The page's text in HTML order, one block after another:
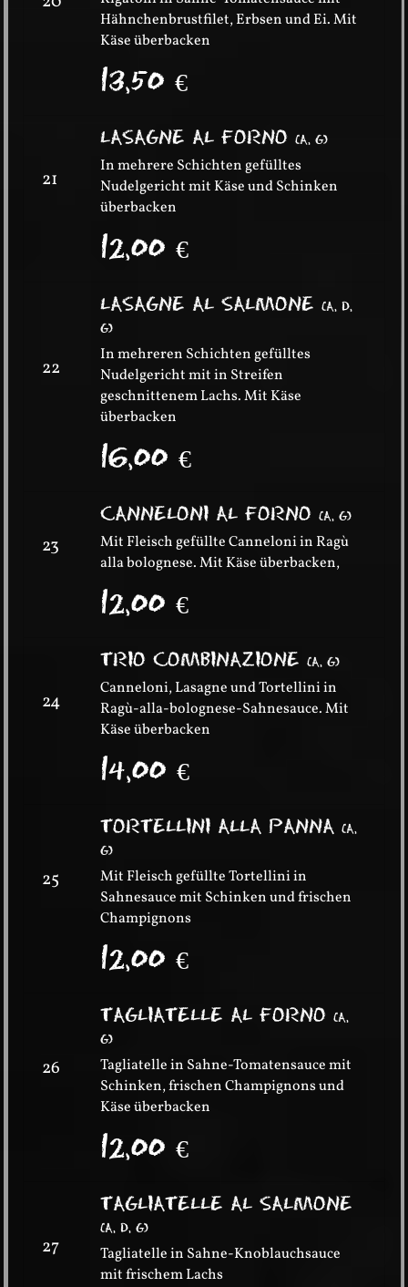
Hähnchenbrustfilet, Erbsen und Ei. Mit
Käse überbacken
13,50€
21
LASAGNE AL FORNO(A, G)
In mehrere Schichten gefülltes
Nudelgericht mit Käse und Schinken
überbacken
12,00€
22
LASAGNE AL SALMONE(A, D,
G)
In mehreren Schichten gefülltes
Nudelgericht mit in Streifen
geschnittenem Lachs. Mit Käse
überbacken
16,00€
23
CANNELONI AL FORNO(A, G)
Mit Fleisch gefüllte Canneloni in Ragù
alla bolognese. Mit Käse überbacken,
12,00€
24
TRIO COMBINAZIONE(A, G)
Canneloni, Lasagne und Tortellini in
Ragù-alla-bolognese-Sahnesauce. Mit
Käse überbacken
14,00€
25
TORTELLINI ALLA PANNA(A,
G)
Mit Fleisch gefüllte Tortellini in
Sahnesauce mit Schinken und frischen
Champignons
12,00€
26
TAGLIATELLE AL FORNO(A,
G)
Tagliatelle in Sahne-Tomatensauce mit
Schinken, frischen Champignons und
Käse überbacken
12,00€
27
TAGLIATELLE AL SALMONE
(A, D, G)
Tagliatelle in Sahne-Knoblauchsauce
mit frischem Lachs